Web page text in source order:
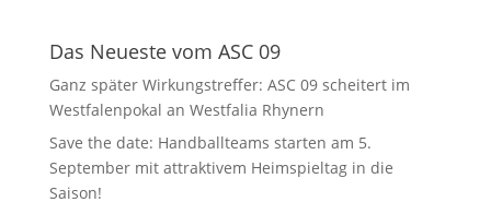
Das Neueste vom ASC 09
Ganz später Wirkungstreffer: ASC 09 scheitert im
Westfalenpokal an Westfalia Rhynern
Save the date: Handballteams starten am 5.
September mit attraktivem Heimspieltag in die
Saison!